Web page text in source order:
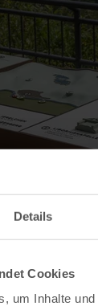
Details
Cookies
um Inhalte